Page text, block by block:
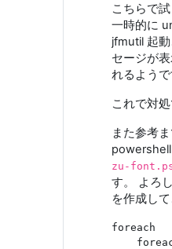
こちらで
一時的に
jfmutil 起
セージが
れるようで
これで対
また参考
zu-
す。 よろ
を作成し